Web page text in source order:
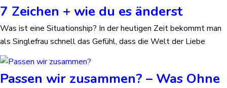
7 Zeichen + wie du es änderst
Was ist eine Situationship? In der heutigen Zeit bekommt man
als Singlefrau schnell das Gefühl, dass die Welt der Liebe
Passen wir zusammen? – Was Ohne